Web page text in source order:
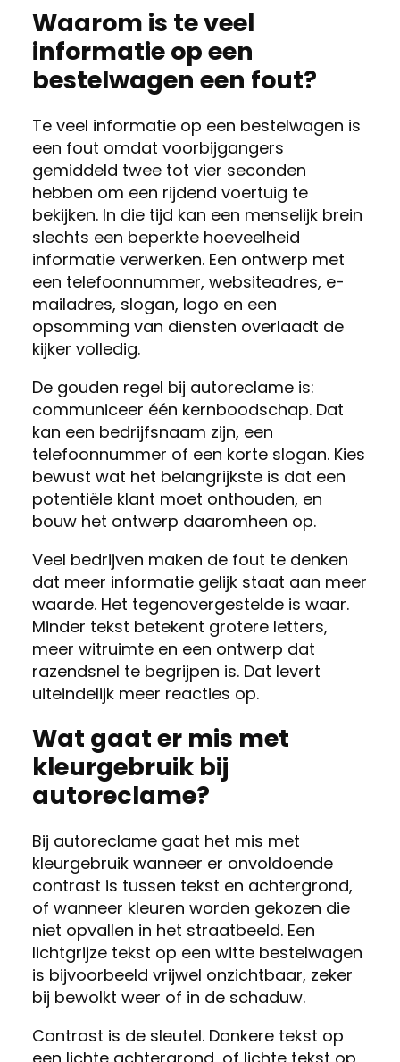
Waarom is te veel
informatie op een
bestelwagen een fout?
Te veel informatie op een bestelwagen is
een fout omdat voorbijgangers
gemiddeld twee tot vier seconden
hebben om een rijdend voertuig te
bekijken. In die tijd kan een menselijk brein
slechts een beperkte hoeveelheid
informatie verwerken. Een ontwerp met
een telefoonnummer, websiteadres, e-
mailadres, slogan, logo en een
opsomming van diensten overlaadt de
kijker volledig.
De gouden regel bij autoreclame is:
communiceer één kernboodschap. Dat
kan een bedrijfsnaam zijn, een
telefoonnummer of een korte slogan. Kies
bewust wat het belangrijkste is dat een
potentiële klant moet onthouden, en
bouw het ontwerp daaromheen op.
Veel bedrijven maken de fout te denken
dat meer informatie gelijk staat aan meer
waarde. Het tegenovergestelde is waar.
Minder tekst betekent grotere letters,
meer witruimte en een ontwerp dat
razendsnel te begrijpen is. Dat levert
uiteindelijk meer reacties op.
Wat gaat er mis met
kleurgebruik bij
autoreclame?
Bij autoreclame gaat het mis met
kleurgebruik wanneer er onvoldoende
contrast is tussen tekst en achtergrond,
of wanneer kleuren worden gekozen die
niet opvallen in het straatbeeld. Een
lichtgrijze tekst op een witte bestelwagen
is bijvoorbeeld vrijwel onzichtbaar, zeker
bij bewolkt weer of in de schaduw.
Contrast is de sleutel. Donkere tekst op